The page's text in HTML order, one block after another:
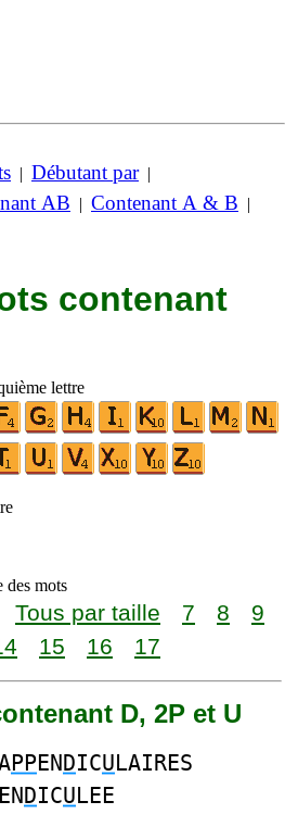
| Débutant par|
AB | Contenant A & B |
contenant
lettre
des mots
Tous par taille 7 8
9
15 16 17
D, 2P et U
PPENDICULAIRES
ENDICULEE